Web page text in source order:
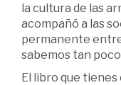
la cultura de las
acompañó a las
permanente entre
sabemos tan
El libro que